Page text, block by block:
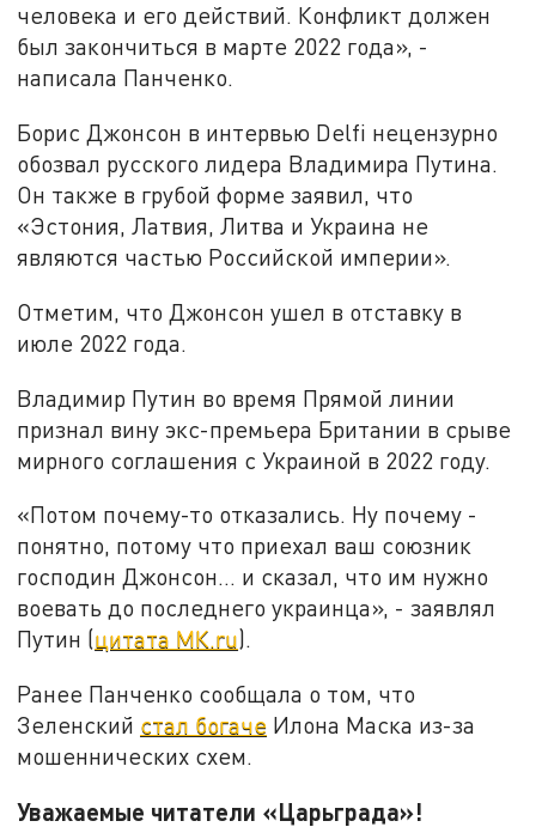
человека и его действий. Конфликт должен
был закончиться в марте 2022 года», -
написала Панченко.
Борис Джонсон в интервью Delfi нецензурно
обозвал русского лидера Владимира Путина.
Он также в грубой форме заявил, что
«Эстония, Латвия, Литва и Украина не
являются частью Российской империи».
Отметим, что Джонсон ушел в отставку в
июле 2022 года.
Владимир Путин во время Прямой линии
признал вину экс-премьера Британии в срыве
мирного соглашения с Украиной в 2022 году.
«Потом почему-то отказались. Ну почему -
понятно, потому что приехал ваш союзник
господин Джонсон… и сказал, что им нужно
воевать до последнего украинца», - заявлял
Путин (цитата МК.ru).
Ранее Панченко сообщала о том, что
Зеленский стал богаче Илона Маска из-за
мошеннических схем.
Уважаемые читатели «Царьграда»!